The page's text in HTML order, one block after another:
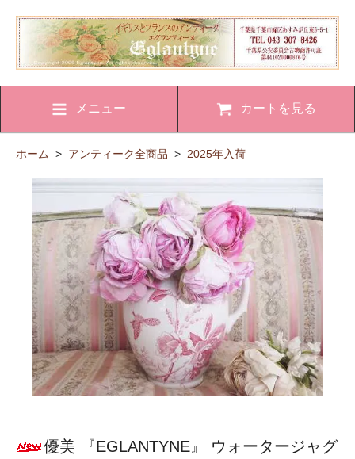
メニュー カートを見る
ホーム > アンティーク全商品 > 2025年入荷
優美 『EGLANTYNE』 ウォータージャグ